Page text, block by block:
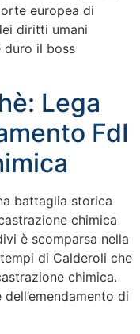
europea di
diritti umani
duro il boss
Lega
FdI
battaglia storica
chimica
è scomparsa nella
di Calderoli che
chimica.
di